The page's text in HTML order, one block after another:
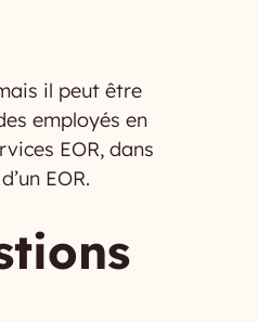
il peut être
employés en
EOR, dans
EOR.